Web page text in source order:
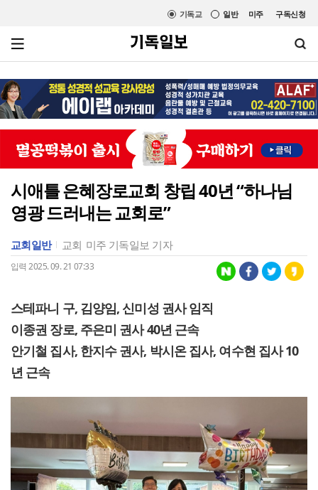
미주 구독신청
일반
기독교
시애틀 은혜장로교회 창립 40년 “하나님
영광 드러내는 교회로”
교회일반 교회 미주 기독일보 기자
입력 2025. 09. 21 07:33
스테파니 구, 김양임, 신미성 권사 임직
이종권 장로, 주은미 권사 40년 근속
안기철 집사, 한지수 권사, 박시온 집사, 여수현 집사 10
년 근속